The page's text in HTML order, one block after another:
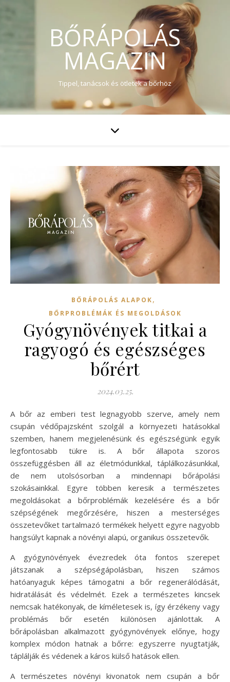
BŐRÁPOLÁS
MAGAZIN
Tippel, tanácsok és ötletek a bőrhöz
BŐRÁPOLÁS ALAPOK,
BŐRPROBLÉMÁK ÉS MEGOLDÁSOK
Gyógynövények titkai a
ragyogó és egészséges
bőrért
2024.03.25.
A bőr az emberi test legnagyobb szerve, amely nem
csupán védőpajzsként szolgál a környezeti hatásokkal
szemben, hanem megjelenésünk és egészségünk egyik
legfontosabb tükre is. A bőr állapota szoros
összefüggésben áll az életmódunkkal, táplálkozásunkkal,
de nem utolsósorban a mindennapi bőrápolási
szokásainkkal. Egyre többen keresik a természetes
megoldásokat a bőrproblémák kezelésére és a bőr
szépségének megőrzésére, hiszen a mesterséges
összetevőket tartalmazó termékek helyett egyre nagyobb
hangsúlyt kapnak a növényi alapú, organikus összetevők.
A gyógynövények évezredek óta fontos szerepet
játszanak a szépségápolásban, hiszen számos
hatóanyaguk képes támogatni a bőr regenerálódását,
hidratálását és védelmét. Ezek a természetes kincsek
nemcsak hatékonyak, de kíméletesek is, így érzékeny vagy
problémás bőr esetén különösen ajánlottak. A
bőrápolásban alkalmazott gyógynövények előnye, hogy
komplex módon hatnak a bőrre: egyszerre nyugtatják,
táplálják és védenek a káros külső hatások ellen.
A természetes növényi kivonatok nem csupán a bőr